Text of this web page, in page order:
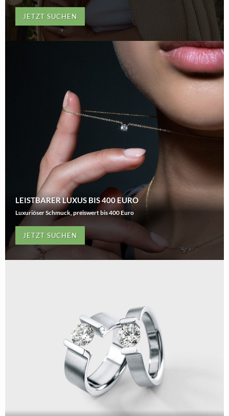
JETZT SUCHEN
LEISTBARER LUXUS BIS 400 EURO
Luxuriöser Schmuck, preiswert bis 400 Euro
JETZT SUCHEN